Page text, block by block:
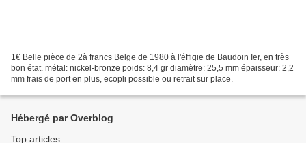
1€ Belle pièce de 2à francs Belge de 1980 à l'éffigie de Baudoin Ier, en très
bon état. métal: nickel-bronze poids: 8,4 gr diamètre: 25,5 mm épaisseur: 2,2
mm frais de port en plus, ecopli possible ou retrait sur place.
Hébergé par Overblog
Top articles